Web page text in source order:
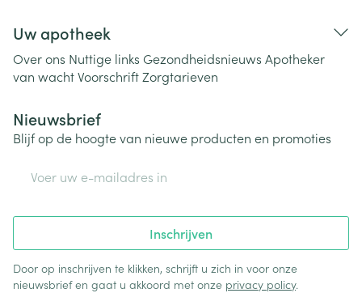
Uw apotheek
Over ons Nuttige links Gezondheidsnieuws Apotheker
van wachtVoorschriftZorgtarieven
Nieuwsbrief
Blijf op de hoogte van nieuwe producten en promoties
Inschrijven
Door op inschrijven te klikken, schrijft u zich in voor onze
nieuwsbrief en gaat u akkoord met onze privacy policy.